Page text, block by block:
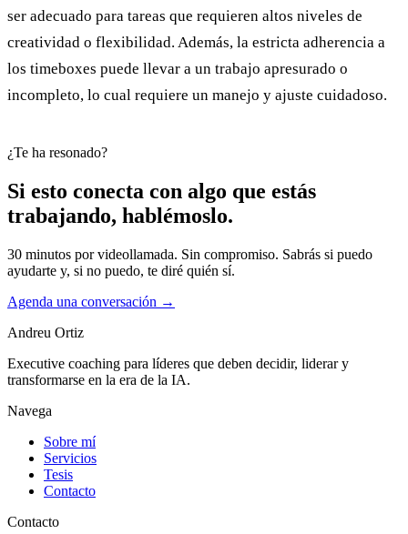
ser adecuado para tareas que requieren altos niveles de
creatividad o flexibilidad. Además, la estricta adherencia a
los timeboxes puede llevar a un trabajo apresurado o
incompleto, lo cual requiere un manejo y ajuste cuidadoso.
¿Te ha resonado?
Si esto conecta con algo que estás
trabajando, hablémoslo.
30 minutos por videollamada. Sin compromiso. Sabrás si puedo
ayudarte y, si no puedo, te diré quién sí.
Agenda una conversación →
Andreu Ortiz
Executive coaching para líderes que deben decidir, liderar y
transformarse en la era de la IA.
Navega
Sobre mí
Servicios
Tesis
Contacto
Contacto